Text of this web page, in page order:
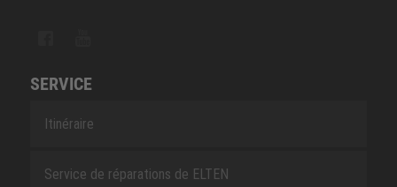
SERVICE
Itinéraire
Service de réparations de ELTEN